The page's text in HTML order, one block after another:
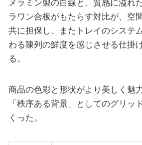
メラミン製の白線と、質感に溢れ
ラワン合板がもたらす対比が、空
共に担保し、またトレイのシステ
わる陳列の鮮度を感じさせる仕掛
る。
商品の色彩と形状がより美しく魅
「秩序ある背景」としてのグリッ
くった。